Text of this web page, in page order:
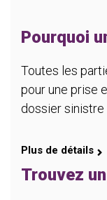
Pourquoi
Toutes les
pour une prise
dossier sinistre
Plus de détails
Trouvez